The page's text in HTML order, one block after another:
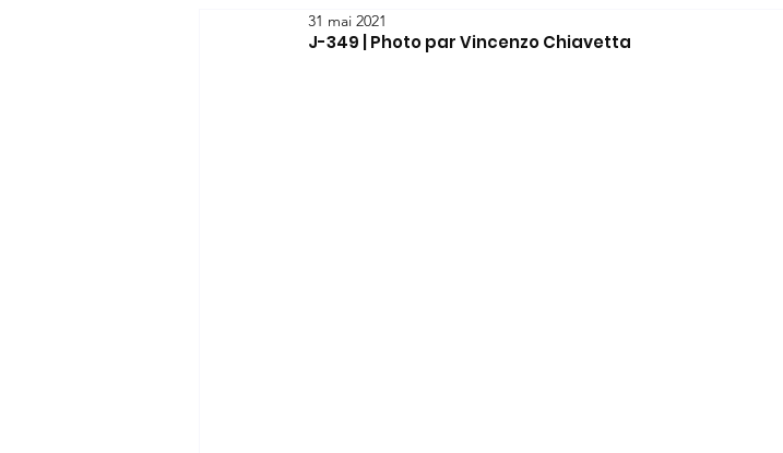
J-349 | Photo par Vincenzo Chiavetta
31 mai 2021